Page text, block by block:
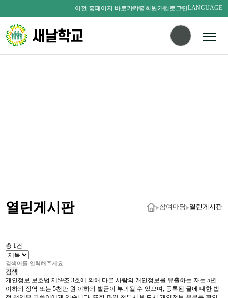
이전 홈페이지 바로가기홈회원가입 로그인LANGUAGE
열린게시판 참여마당 열린게시판
총 1건
검색
개인정보 보호법 제59조 3호에 의해 다른 사람의 개인정보를 유출하는 자는 5년
이하의 징역 또는 5천만 원 이하의 벌금이 부과될 수 있으며, 등록된 글에 대한 법